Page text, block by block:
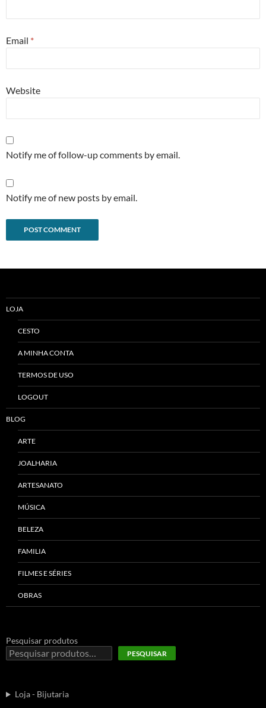
Email *
Website
Notify me of follow-up comments by email.
Notify me of new posts by email.
LOJA
CESTO
A MINHA CONTA
TERMOS DE USO
LOGOUT
BLOG
ARTE
JOALHARIA
ARTESANATO
MÚSICA
BELEZA
FAMILIA
FILMES E SÉRIES
OBRAS
Pesquisar produtos
PESQUISAR
Loja - Bijutaria